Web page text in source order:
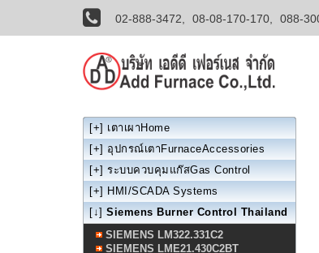
02-888-3472, 08-08-170-170, 088-
[+] เตาเผาHome
[+] อุปกรณ์เตาFurnaceAccessories
[+] ระบบควบคุมแก๊สGas Control
[+] HMI/SCADA Systems
[↓] Siemens Burner Control Thailand
SIEMENS LM322.331C2
SIEMENS LME21.430C2BT